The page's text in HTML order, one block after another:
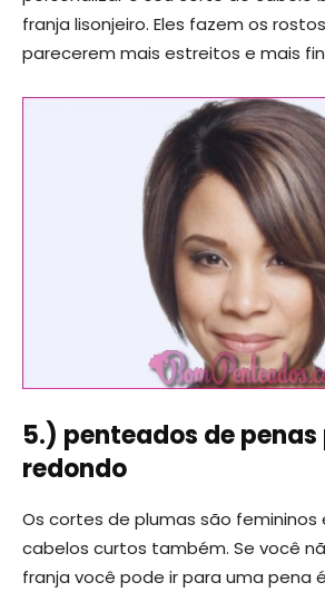
franja lisonjeiro. Eles fazem os
parecerem mais estreitos e mais
5.) penteados de
redondo
Os cortes de plumas são
cabelos curtos também. Se você
franja você pode ir para uma pena